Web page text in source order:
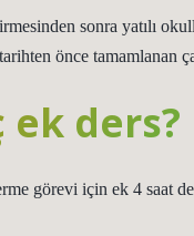
sonra yatılı
önce tamamlanan
ders?
görevi için ek 4 saat